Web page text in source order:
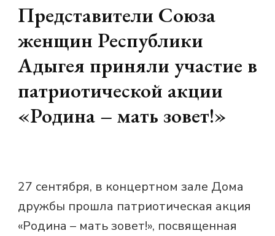
Представители Союза
женщин Республики
Адыгея приняли участие в
патриотической акции
«Родина – мать зовет!»
27 сентября, в концертном зале Дома
дружбы прошла патриотическая акция
«Родина – мать зовет!», посвященная